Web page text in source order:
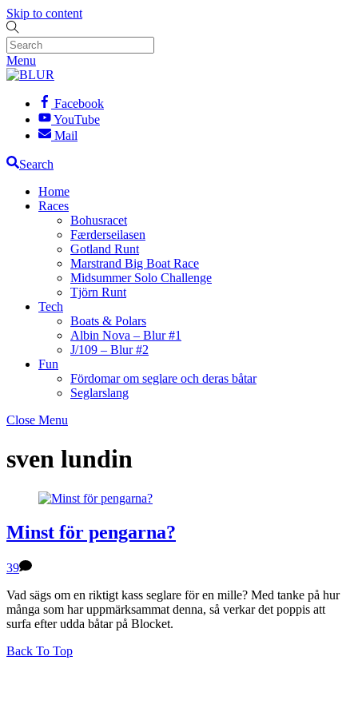
Skip to content
Menu
Facebook
YouTube
Mail
Search
Home
Races
Bohusracet
Færderseilasen
Gotland Runt
Marstrand Big Boat Race
Midsummer Solo Challenge
Tjörn Runt
Tech
Boats & Polars
Albin Nova – Blur #1
J/109 – Blur #2
Fun
Fördomar om seglare och deras båtar
Seglarslang
Close Menu
sven lundin
Minst för pengarna?
39
Vad sägs om en riktigt kass seglare för en mille? Med tanke på hur
många som har uppmärksammat denna, så verkar det poppis att
surfa efter udda båtar på Blocket.
Back To Top